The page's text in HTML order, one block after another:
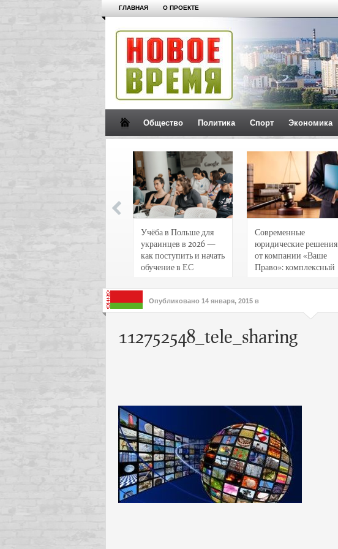
ГЛАВНАЯ О ПРОЕКТЕ
Общество Политика Спорт Экономика
Учёба в Польше для
украинцев в 2026 —
как поступить и начать
обучение в ЕС
Современные
юридические решения
от компании «Ваше
Право»: комплексный
интересов клиентов
Опубликовано 14 января, 2015 в
112752548_tele_sharing